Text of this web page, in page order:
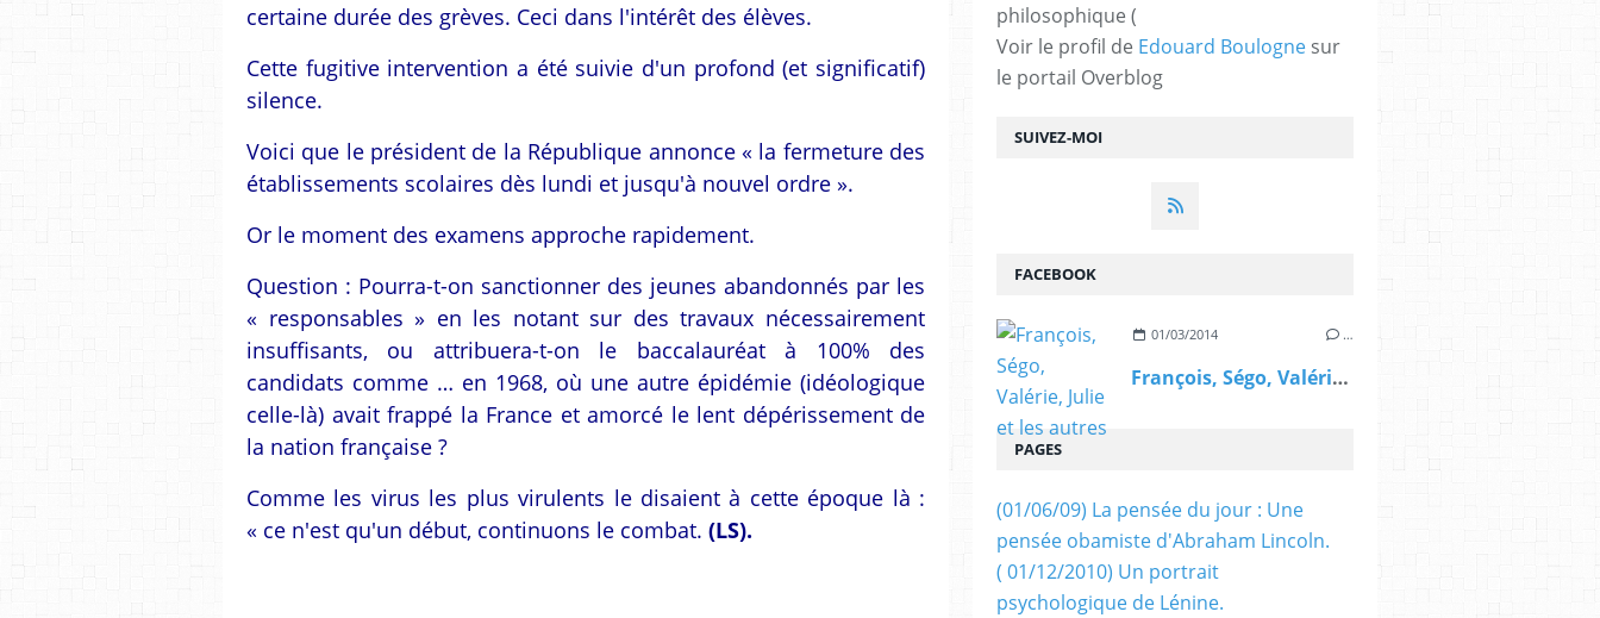
certaine durée des grèves. Ceci dans l'intérêt des élèves.
Cette fugitive intervention a été suivie d'un profond (et significatif)
silence.
Voici que le président de la République annonce « la fermeture des
établissements scolaires dès lundi et jusqu'à nouvel ordre ».
Or le moment des examens approche rapidement.
Question : Pourra-t-on sanctionner des jeunes abandonnés par les
« responsables » en les notant sur des travaux nécessairement
insuffisants, ou attribuera-t-on le baccalauréat à 100% des
candidats comme … en 1968, où une autre épidémie (idéologique
celle-là) avait frappé la France et amorcé le lent dépérissement de
la nation française ?
Comme les virus les plus virulents le disaient à cette époque là :
« ce n'est qu'un début, continuons le combat. (LS).
SUIVEZ-MOI
philosophique (
Voir le profil de Edouard Boulogne sur
le portail Overblog
FACEBOOK
01/03/2014 …
François, Ségo, Valérie, Julie et les autres
PAGES
(01/06/09) La pensée du jour : Une
pensée obamiste d'Abraham Lincoln.
( 01/12/2010) Un portrait
psychologique de Lénine.